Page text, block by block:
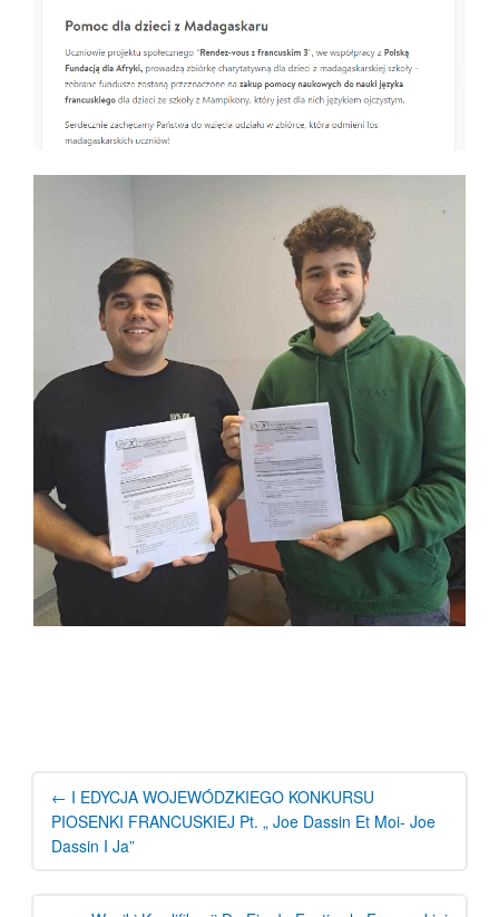
← I EDYCJA WOJEWÓDZKIEGO KONKURSU
PIOSENKI FRANCUSKIEJ Pt. „ Joe Dassin Et Moi- Joe
Dassin I Ja”